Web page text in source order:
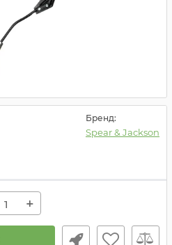
Бренд:
Spear & Jackson
+